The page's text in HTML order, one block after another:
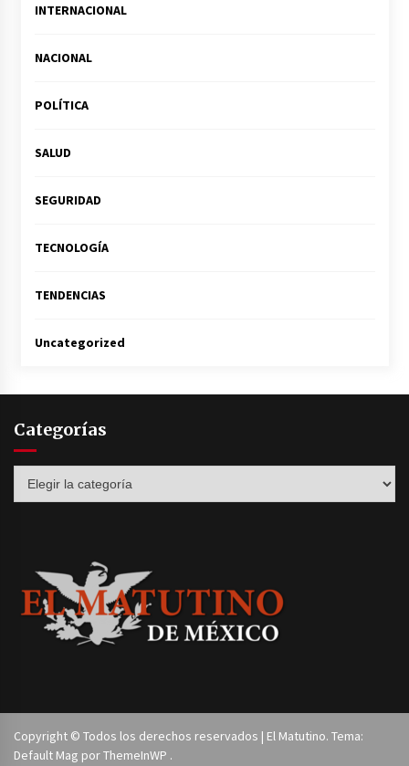
INTERNACIONAL
NACIONAL
POLÍTICA
SALUD
SEGURIDAD
TECNOLOGÍA
TENDENCIAS
Uncategorized
Categorías
Copyright © Todos los derechos reservados | El Matutino. Tema:
Default Mag porThemeInWP .